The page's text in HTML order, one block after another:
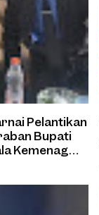
Pelantikan
Bupati
Kemenag